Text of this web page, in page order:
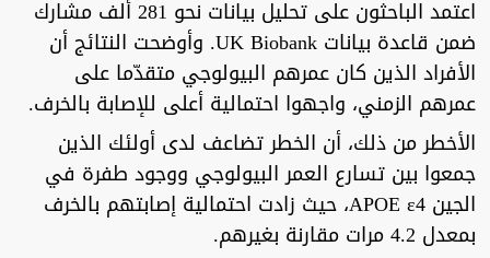
اعتمد الباحثون على تحليل بيانات نحو 281 ألف مشارك
ضمن قاعدة بيانات UK Biobank. وأوضحت النتائج أن
الأفراد الذين كان عمرهم البيولوجي متقدّما على
عمرهم الزمني، واجهوا احتمالية أعلى للإصابة بالخرف.
الأخطر من ذلك، أن الخطر تضاعف لدى أولئك الذين
جمعوا بين تسارع العمر البيولوجي ووجود طفرة في
الجين APOE ε4، حيث زادت احتمالية إصابتهم بالخرف
بمعدل 4.2 مرات مقارنة بغيرهم.